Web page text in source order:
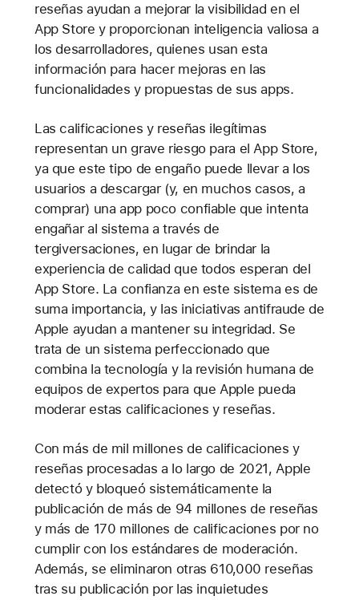
reseñas ayudan a mejorar la visibilidad en el
App Store y proporcionan inteligencia valiosa a
los desarrolladores, quienes usan esta
información para hacer mejoras en las
funcionalidades y propuestas de sus apps.
Las calificaciones y reseñas ilegítimas
representan un grave riesgo para el App Store,
ya que este tipo de engaño puede llevar a los
usuarios a descargar (y, en muchos casos, a
comprar) una app poco confiable que intenta
engañar al sistema a través de
tergiversaciones, en lugar de brindar la
experiencia de calidad que todos esperan del
App Store. La confianza en este sistema es de
suma importancia, y las iniciativas antifraude de
Apple ayudan a mantener su integridad. Se
trata de un sistema perfeccionado que
combina la tecnología y la revisión humana de
equipos de expertos para que Apple pueda
moderar estas calificaciones y reseñas.
Con más de mil millones de calificaciones y
reseñas procesadas a lo largo de 2021, Apple
detectó y bloqueó sistemáticamente la
publicación de más de 94 millones de reseñas
y más de 170 millones de calificaciones por no
cumplir con los estándares de moderación.
Además, se eliminaron otras 610,000 reseñas
tras su publicación por las inquietudes